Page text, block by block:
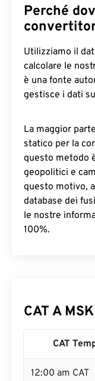
Perché
Utilizziamo il
calcolare le
è una fonte
gestisce i dati
La maggior
statico per la
questo metodo
geopolitici e
questo motivo,
database dei
le nostre
100%.
CAT A
CAT
12:00 am CAT